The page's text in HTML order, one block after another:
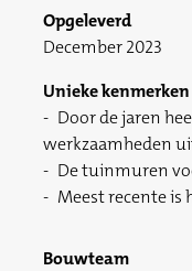
Opgeleverd
December 2023
Unieke kenmerken
Door de jaren
werkzaamheden
De tuinmuren
Meest recente is
Bouwteam